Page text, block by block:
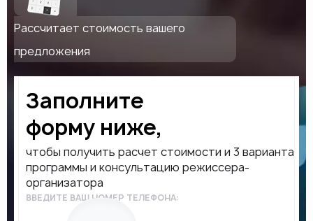
Рассчитает стоимость вашего
предложения
Заполните
форму ниже,
чтобы получить расчет стоимости и 3 варианта
программы и консультацию режиссера-
организатора
ВВЕДИТЕ ВАШ НОМЕР ТЕЛЕФОНА: